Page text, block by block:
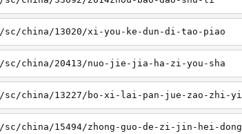
sc/china/13020/xi-you-ke-dun-di-tao-piao
sc/china/20413/nuo-jie-jia-ha-zi-you-sha
sc/china/13227/bo-xi-lai-pan-jue-zao-zhi-yi
sc/china/15494/zhong-guo-de-zi-jin-hei-dong